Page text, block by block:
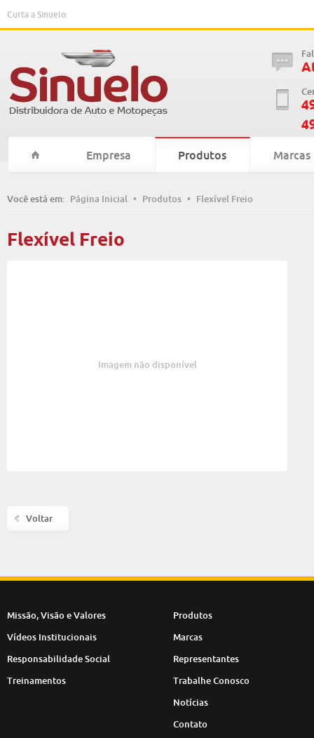
Curta a Sinuelo:
Empresa Produtos Marcas
Você está em: Página Inicial • Produtos • Flexível Freio
Flexível Freio
Imagem não disponível
Voltar
Missão, Visão e Valores
Vídeos Institucionais
Responsabilidade Social
Treinamentos
Produtos
Marcas
Representantes
Trabalhe Conosco
Notícias
Contato